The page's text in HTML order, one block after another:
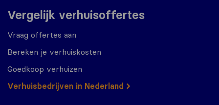
Vergelijk verhuisoffertes
Vraag offertes aan
Bereken je verhuiskosten
Goedkoop verhuizen
Verhuisbedrijven in Nederland